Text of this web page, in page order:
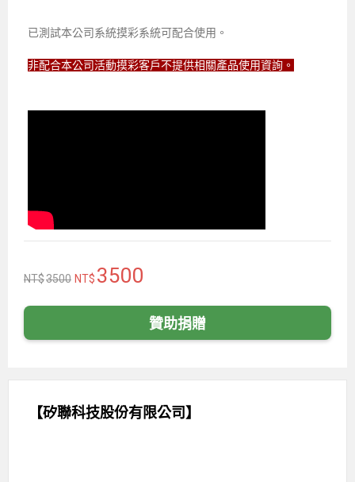
已測試本公司系統摸彩系統可配合使用。
非配合本公司活動摸彩客戶不提供相關產品使用資詢。
3500 3500
贊助捐贈
【矽聯科技股份有限公司】